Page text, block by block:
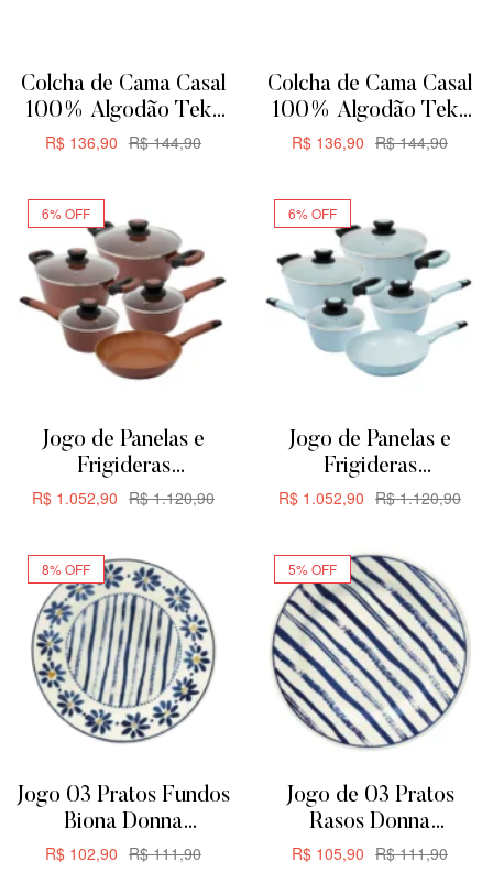
Colcha de Cama Casal
100% Algodão Teka
Allegro Plus –
R$144,90
R$ 136,90
Colcha de Cama Casal
100% Algodão Teka
Allegro Plus –
R$144,90
R$ 136,90
6% OFF
Jogo de Panelas e
Frigideras
Antiaderente de
R$1.120,90
R$ 1.052,90
6% OFF
Jogo de Panelas e
Frigideras
Antiaderente de
R$1.120,90
R$ 1.052,90
8% OFF
Jogo 03 Pratos Fundos
Biona Donna
Margaridas 21,5cm
R$111,90
R$ 102,90
5% OFF
Jogo de 03 Pratos
Rasos Donna
Margaridas Biona
R$111,90
R$ 105,90